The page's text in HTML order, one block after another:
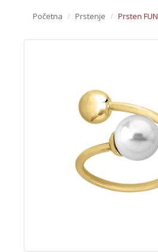
Početna / Prstenje / Prsten FUN